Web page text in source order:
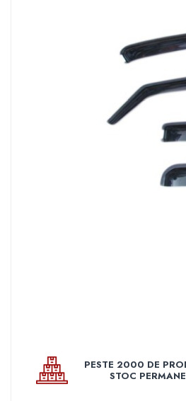
Masute de bord
PESTE 2000 DE
STOC